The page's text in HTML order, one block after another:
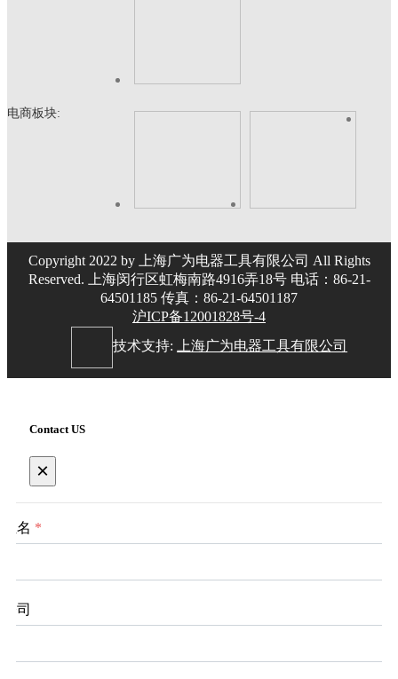
电商板块:
Copyright 2022 by 上海广为电器工具有限公司 All Rights
Reserved. 上海闵行区虹梅南路4916弄18号 电话：86-21-
64501185 传真：86-21-64501187
沪ICP备12001828号-4
技术支持:上海广为电器工具有限公司
Contact US
×
姓名 *
公司